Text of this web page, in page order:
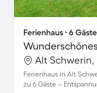
Ferienhaus ∙ 6
Ferienhaus in Alt
zu 6 Gäste –